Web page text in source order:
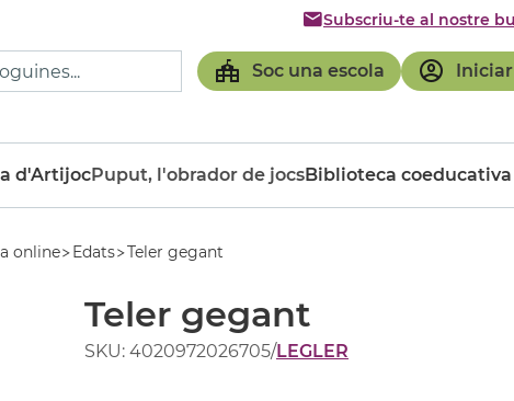
Soc una escola Iniciar
Subscriu-te al nostre
d'ArtijocPuput, l'obrador de jocsBiblioteca coeducativa
online Edats Teler gegant
Teler gegant
SKU: 4020972026705/LEGLER